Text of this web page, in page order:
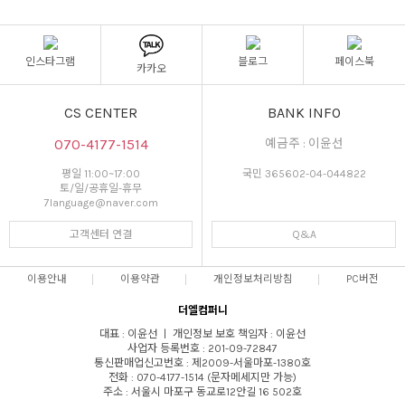
인스타그램
카카오
블로그 페이스북
CS CENTER
070-4177-1514
평일 11:00~17:00
토/일/공휴일-휴무
7language@naver.com
고객센터 연결
BANK INFO
예금주 : 이윤선
국민 365602-04-044822
Q&A
이용안내 이용약관 개인정보처리방침 PC버전
더엘컴퍼니
대표 : 이윤선 ㅣ 개인정보 보호 책임자 : 이윤선
사업자 등록번호 : 201-09-72847
통신판매업신고번호 : 제2009-서울마포-1380호
전화 : 070-4177-1514 (문자메세지만 가능)
주소 : 서울시 마포구 동교로12안길 16 502호